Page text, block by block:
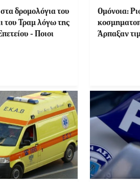
δρομολόγια του
του Τραμ λόγω της
- Ποιοι
Ομόνοια:
Άρπαξαν